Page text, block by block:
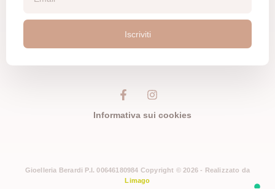
Iscriviti
Informativa sui cookies
Gioelleria Berardi P.I. 00646180984 Copyright © 2026 - Realizzato da
Limago